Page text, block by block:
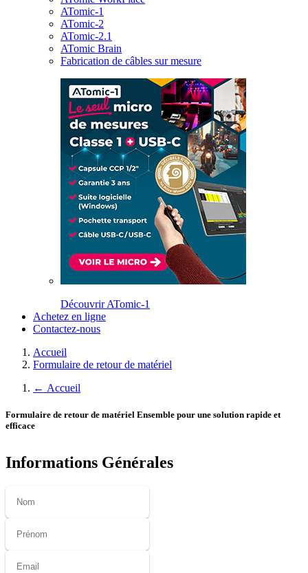
ATomic-1
ATomic-2
ATomic-2.1
ATomic Brain
Fabrication de câbles sur mesure
Découvrir ATomic-1
Achetez en ligne
Contactez-nous
Accueil
Formulaire de retour de matériel
← Accueil
Formulaire de retour de matériel Ensemble pour une solution rapide et
efficace
Informations Générales